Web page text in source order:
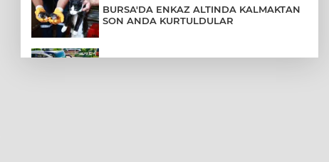
BURSA'DA ENKAZ ALTINDA KALMAKTAN
SON ANDA KURTULDULAR